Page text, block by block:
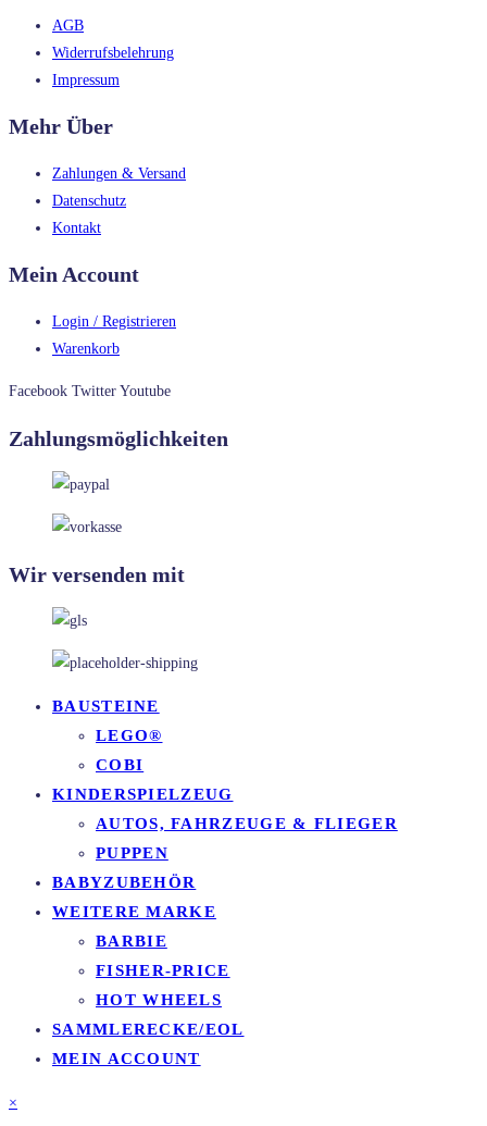
AGB
Widerrufsbelehrung
Impressum
Mehr Über
Zahlungen & Versand
Datenschutz
Kontakt
Mein Account
Login / Registrieren
Warenkorb
Facebook Twitter Youtube
Zahlungsmöglichkeiten
Wir versenden mit
BAUSTEINE
LEGO®
COBI
KINDERSPIELZEUG
AUTOS, FAHRZEUGE & FLIEGER
PUPPEN
BABYZUBEHÖR
WEITERE MARKE
BARBIE
FISHER-PRICE
HOT WHEELS
SAMMLERECKE/EOL
MEIN ACCOUNT
×